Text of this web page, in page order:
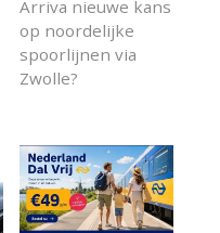
Arriva nieuwe kans
op noordelijke
spoorlijnen via
Zwolle?